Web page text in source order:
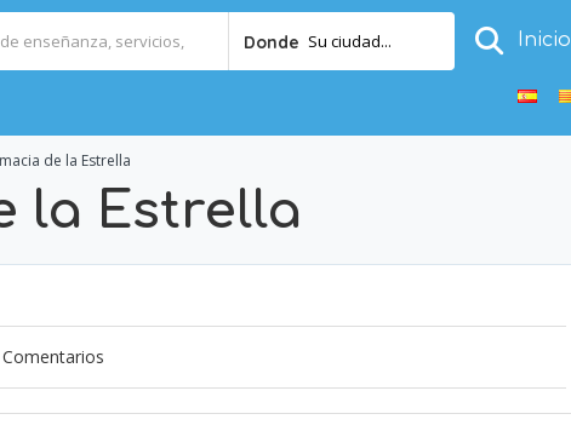
Donde Su ciudad... Inicio
de la Estrella
la Estrella
Comentarios